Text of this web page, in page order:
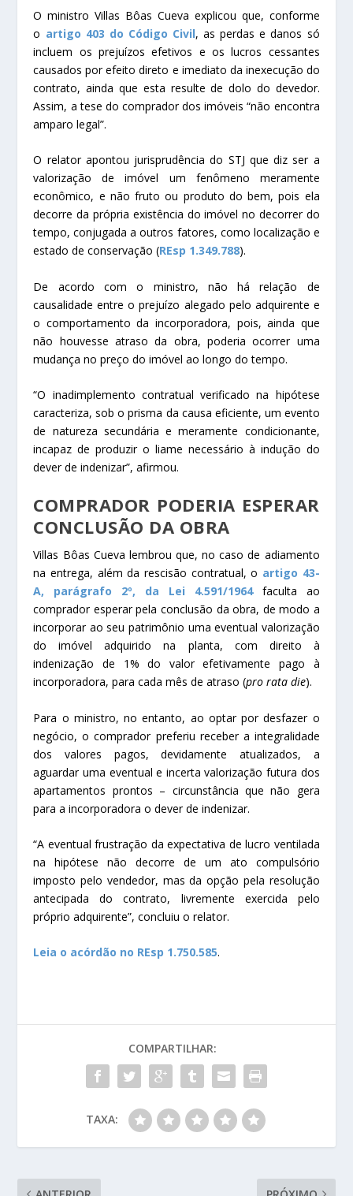
O ministro Villas Bôas Cueva explicou que, conforme
o artigo 403 do Código Civil, as perdas e danos só
incluem os prejuízos efetivos e os lucros cessantes
causados por efeito direto e imediato da inexecução do
contrato, ainda que esta resulte de dolo do devedor.
Assim, a tese do comprador dos imóveis “não encontra
amparo legal”.
O relator apontou jurisprudência do STJ que diz ser a
valorização de imóvel um fenômeno meramente
econômico, e não fruto ou produto do bem, pois ela
decorre da própria existência do imóvel no decorrer do
tempo, conjugada a outros fatores, como localização e
estado de conservação (REsp 1.349.788).
De acordo com o ministro, não há relação de
causalidade entre o prejuízo alegado pelo adquirente e
o comportamento da incorporadora, pois, ainda que
não houvesse atraso da obra, poderia ocorrer uma
mudança no preço do imóvel ao longo do tempo.
“O inadimplemento contratual verificado na hipótese
caracteriza, sob o prisma da causa eficiente, um evento
de natureza secundária e meramente condicionante,
incapaz de produzir o liame necessário à indução do
dever de indenizar”, afirmou.
COMPRADOR PODERIA ESPERAR
CONCLUSÃO DA OBRA
Villas Bôas Cueva lembrou que, no caso de adiamento
na entrega, além da rescisão contratual, o artigo 43-
A, parágrafo 2º, da Lei 4.591/1964faculta ao
comprador esperar pela conclusão da obra, de modo a
incorporar ao seu patrimônio uma eventual valorização
do imóvel adquirido na planta, com direito à
indenização de 1% do valor efetivamente pago à
incorporadora, para cada mês de atraso (pro rata die).
Para o ministro, no entanto, ao optar por desfazer o
negócio, o comprador preferiu receber a integralidade
dos valores pagos, devidamente atualizados, a
aguardar uma eventual e incerta valorização futura dos
apartamentos prontos – circunstância que não gera
para a incorporadora o dever de indenizar.
“A eventual frustração da expectativa de lucro ventilada
na hipótese não decorre de um ato compulsório
imposto pelo vendedor, mas da opção pela resolução
antecipada do contrato, livremente exercida pelo
próprio adquirente”, concluiu o relator.
Leia o acórdão no REsp 1.750.585.
COMPARTILHAR:
TAXA: